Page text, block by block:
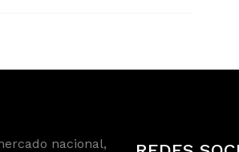
nacional,